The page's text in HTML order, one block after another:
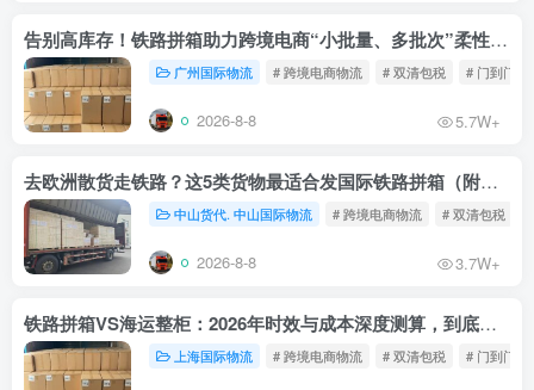
告别高库存！铁路拼箱助力跨境电商“小批量、多批次”柔性补货
广州国际物流 # 跨境电商物流 # 双清包税 # 门到门物
2026-8-8 5.7W+
去欧洲散货走铁路？这5类货物最适合发国际铁路拼箱（附禁运清单）
中山货代. 中山国际物流 # 跨境电商物流 # 双清包税
2026-8-8 3.7W+
铁路拼箱VS海运整柜：2026年时效与成本深度测算，到底能省多少钱？
上海国际物流 # 跨境电商物流 # 双清包税 # 门到门物